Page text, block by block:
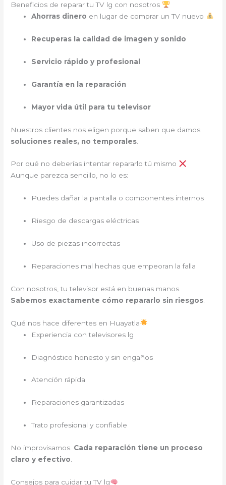
Beneficios de reparar tu TV lg con nosotros
Ahorras dinero en lugar de comprar un TV nuevo
Recuperas la calidad de imagen y sonido
Servicio rápido y profesional
Garantía en la reparación
Mayor vida útil para tu televisor
Nuestros clientes nos eligen porque saben que damos
soluciones reales, no temporales
Por qué no deberías intentar repararlo tú mismo
Aunque parezca sencillo, no lo es:
Puedes dañar la pantalla o componentes internos
Riesgo de descargas eléctricas
Uso de piezas incorrectas
Reparaciones mal hechas que empeoran la falla
Con nosotros, tu televisor está en buenas manos.
Sabemos exactamente cómo repararlo sin riesgos
Qué nos hace diferentes en Huayatla
Experiencia con televisores lg
Diagnóstico honesto y sin engaños
Atención rápida
Reparaciones garantizadas
Trato profesional y confiable
No improvisamos. Cada reparación tiene un proceso
claro y efectivo
Consejos para cuidar tu TV lg